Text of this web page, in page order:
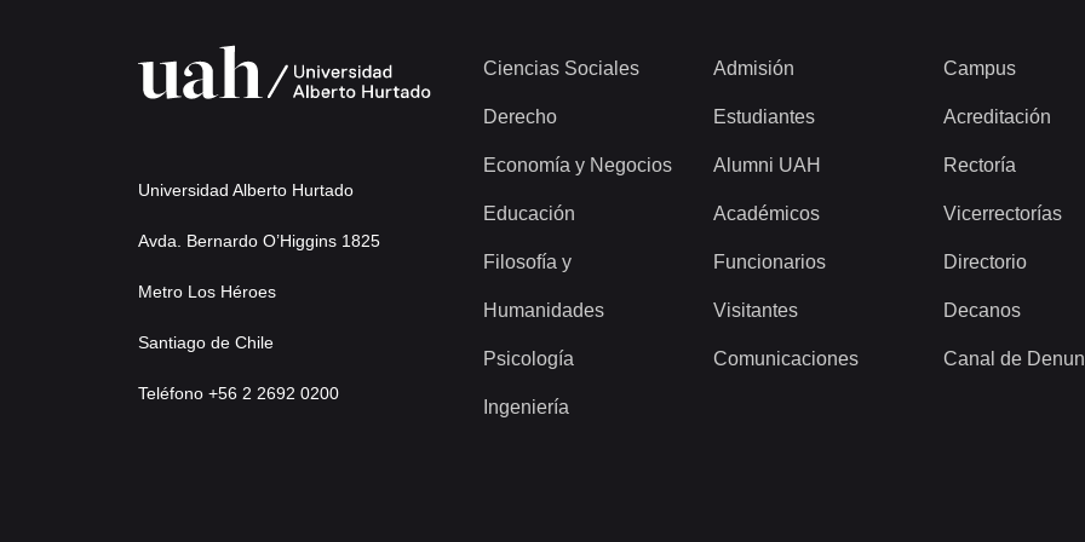
Universidad Alberto Hurtado
Avda. Bernardo O’Higgins 1825
Metro Los Héroes
Santiago de Chile
Teléfono +56 2 2692 0200
Ciencias Sociales
Derecho
Economía y Negocios
Educación
Filosofía y
Humanidades
Psicología
Ingeniería
Admisión
Estudiantes
Alumni UAH
Académicos
Funcionarios
Visitantes
Comunicaciones
Campus
Acreditación
Rectoría
Vicerrectorías
Directorio
Decanos
Canal de